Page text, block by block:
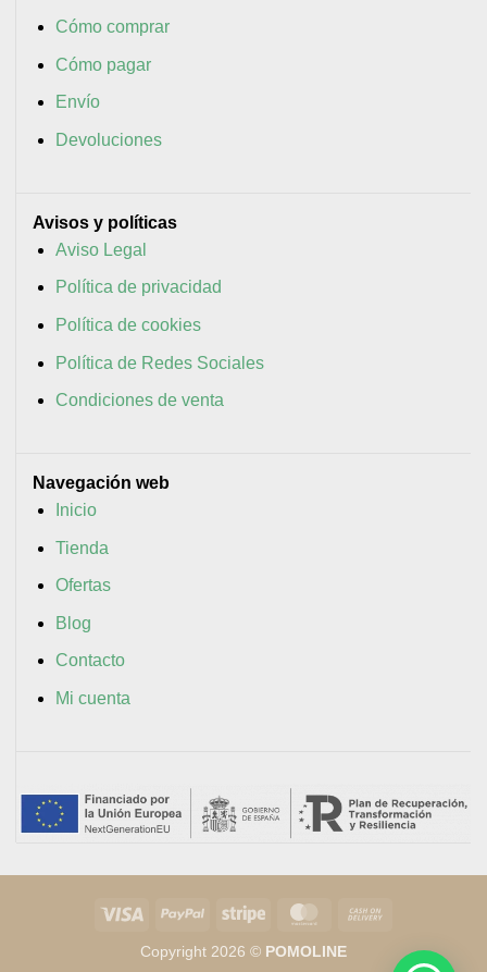
Cómo comprar
Cómo pagar
Envío
Devoluciones
Avisos y políticas
Aviso Legal
Política de privacidad
Política de cookies
Política de Redes Sociales
Condiciones de venta
Navegación web
Inicio
Tienda
Ofertas
Blog
Contacto
Mi cuenta
Visa PayPal Stripe MasterCard
Delivery
Copyright 2026 © POMOLINE